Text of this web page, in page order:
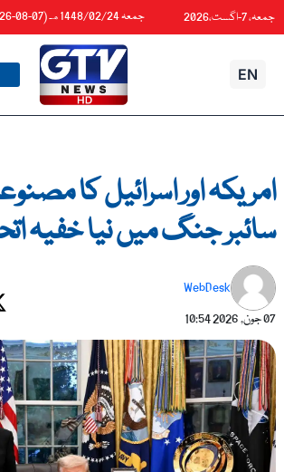
جمعہ، 7-اگست،2026 جمعہ 1448/02/24هـ (07-08-2026م)
EN
امریکہ اور اسرائیل کا
سائبر جنگ میں نیا خفیہ
WebDesk
07 جون, 2026
10:54